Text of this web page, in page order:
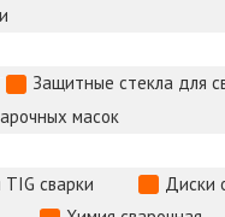
Защитные стекла для
масок
сварки
Диски